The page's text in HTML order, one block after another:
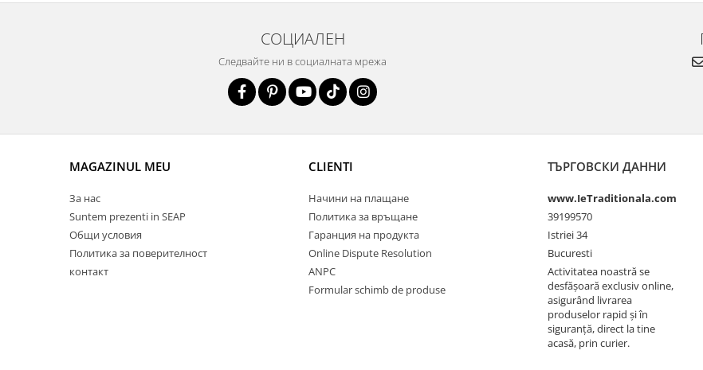
СОЦИАЛЕН
Следвайте ни в социалната мрежа
MAGAZINUL MEU
За нас
Suntem prezenti in SEAP
Общи условия
Политика за поверителност
контакт
CLIENTI
Начини на плащане
Политика за връщане
Гаранция на продукта
Online Dispute Resolution
ANPC
Formular schimb de produse
ТЪРГОВСКИ ДАННИ
www.IeTraditionala.com
39199570
Istriei 34
Bucuresti
Activitatea noastră se
desfășoară exclusiv online,
asigurând livrarea
produselor rapid și în
siguranță, direct la tine
acasă, prin curier.